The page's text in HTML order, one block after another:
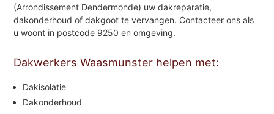
(Arrondissement Dendermonde) uw dakreparatie,
dakonderhoud of dakgoot te vervangen. Contacteer ons als
u woont in postcode 9250 en omgeving.
Dakwerkers Waasmunster helpen met:
Dakisolatie
Dakonderhoud